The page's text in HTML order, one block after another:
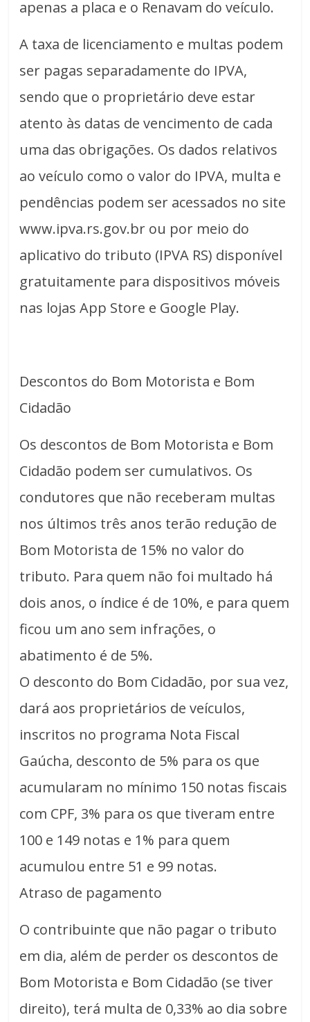
apenas a placa e o Renavam do veículo.
A taxa de licenciamento e multas podem
ser pagas separadamente do IPVA,
sendo que o proprietário deve estar
atento às datas de vencimento de cada
uma das obrigações. Os dados relativos
ao veículo como o valor do IPVA, multa e
pendências podem ser acessados no site
www.ipva.rs.gov.br ou por meio do
aplicativo do tributo (IPVA RS) disponível
gratuitamente para dispositivos móveis
nas lojas App Store e Google Play.
Descontos do Bom Motorista e Bom
Cidadão
Os descontos de Bom Motorista e Bom
Cidadão podem ser cumulativos. Os
condutores que não receberam multas
nos últimos três anos terão redução de
Bom Motorista de 15% no valor do
tributo. Para quem não foi multado há
dois anos, o índice é de 10%, e para quem
ficou um ano sem infrações, o
abatimento é de 5%.
O desconto do Bom Cidadão, por sua vez,
dará aos proprietários de veículos,
inscritos no programa Nota Fiscal
Gaúcha, desconto de 5% para os que
acumularam no mínimo 150 notas fiscais
com CPF, 3% para os que tiveram entre
100 e 149 notas e 1% para quem
acumulou entre 51 e 99 notas.
Atraso de pagamento
O contribuinte que não pagar o tributo
em dia, além de perder os descontos de
Bom Motorista e Bom Cidadão (se tiver
direito), terá multa de 0,33% ao dia sobre